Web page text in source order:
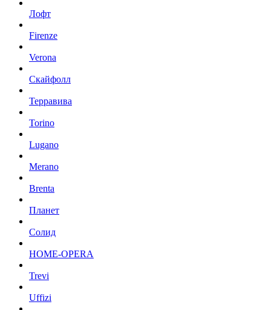
Лофт
Firenze
Verona
Скайфолл
Терравива
Torino
Lugano
Merano
Brenta
Планет
Солид
HOME-OPERA
Trevi
Uffizi